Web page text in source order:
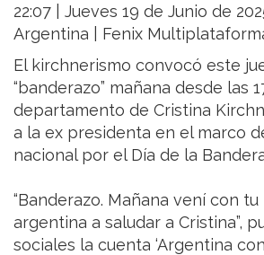
22:07 | Jueves 19 de Junio de
Argentina | Fenix
El kirchnerismo convocó este
“banderazo” mañana desde las
departamento de Cristina
a la ex presidenta en el marco
nacional por el Día de la
“Banderazo. Mañana vení con
argentina a saludar a Cristina”,
sociales la cuenta ‘Argentina